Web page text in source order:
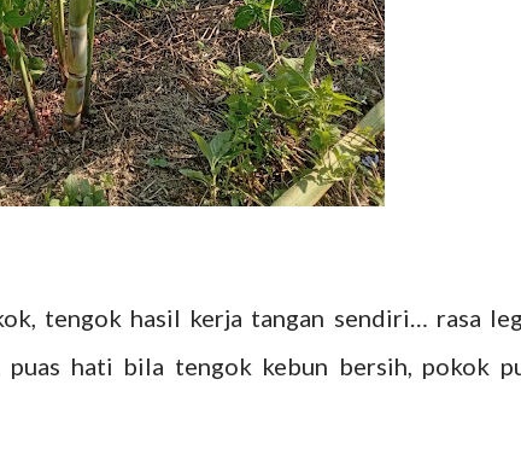
tengok hasil kerja tangan sendiri… rasa
puas hati bila tengok kebun bersih, pokok